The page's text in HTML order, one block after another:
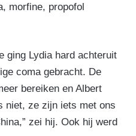
morfine, propofol
ging Lydia hard achteruit
coma gebracht. De
bereiken en Albert
niet, ze zijn iets met ons
zei hij. Ook hij werd